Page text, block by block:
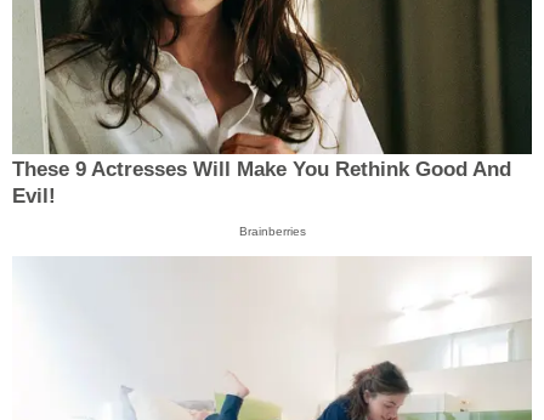
These 9 Actresses Will Make You Rethink Good And
Evil!
Brainberries